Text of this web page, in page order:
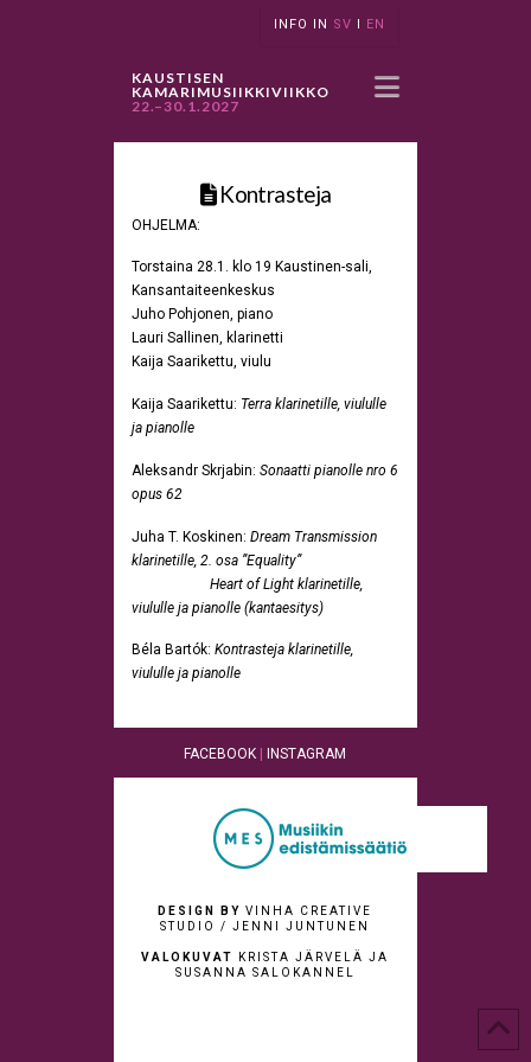
INFO IN SV I EN
KAUSTISEN
KAMARIMUSIIKKIVIIKKO
22.–30.1.2027
Kontrasteja
OHJELMA:
Torstaina 28.1. klo 19 Kaustinen-sali,
Kansantaiteenkeskus
Juho Pohjonen, piano
Lauri Sallinen, klarinetti
Kaija Saarikettu, viulu
Kaija Saarikettu: Terra klarinetille, viululle
ja pianolle
Aleksandr Skrjabin: Sonaatti pianolle nro 6
opus 62
Juha T. Koskinen: Dream Transmission
klarinetille, 2. osa ”Equality”
Heart of Light klarinetille,
viululle ja pianolle (kantaesitys)
Béla Bartók: Kontrasteja klarinetille,
viululle ja pianolle
FACEBOOK | INSTAGRAM
DESIGN BY VINHA CREATIVE
STUDIO / JENNI JUNTUNEN
VALOKUVAT
KRISTA JÄRVELÄ JA
SUSANNA SALOKANNEL